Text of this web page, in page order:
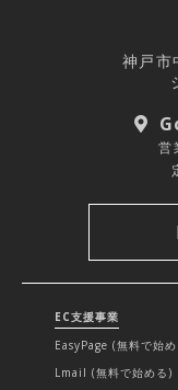
神戸
営
EC支援事業
EasyPage (無料で始
Lmail (無料で始める)